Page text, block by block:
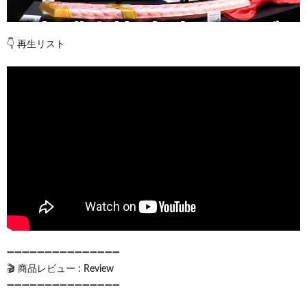
👇 再生リスト
➖➖➖➖➖➖➖➖➖➖➖➖➖➖➖
🎬 商品レビュー : Review
➖➖➖➖➖➖➖➖➖➖➖➖➖➖➖